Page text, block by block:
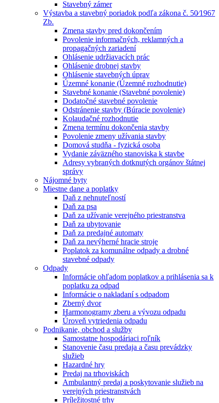
Stavebný zámer
Výstavba a stavebný poriadok podľa zákona č. 50⁄1967
Zb.
Zmena stavby pred dokončením
Povolenie informačných, reklamných a
propagačných zariadení
Ohlásenie udržiavacích prác
Ohlásenie drobnej stavby
Ohlásenie stavebných úprav
Územné konanie (Územné rozhodnutie)
Stavebné konanie (Stavebné povolenie)
Dodatočné stavebné povolenie
Odstránenie stavby (Búracie povolenie)
Kolaudačné rozhodnutie
Zmena termínu dokončenia stavby
Povolenie zmeny užívania stavby
Domová studňa - fyzická osoba
Vydanie záväzného stanoviska k stavbe
Adresy vybraných dotknutých orgánov štátnej
správy
Nájomné byty
Miestne dane a poplatky
Daň z nehnuteľností
Daň za psa
Daň za užívanie verejného priestranstva
Daň za ubytovanie
Daň za predajné automaty
Daň za nevýherné hracie stroje
Poplatok za komunálne odpady a drobné
stavebné odpady
Odpady
Informácie ohľadom poplatkov a prihlásenia sa k
poplatku za odpad
Informácie o nakladaní s odpadom
Zberný dvor
Harmonogramy zberu a vývozu odpadu
Úroveň vytriedenia odpadu
Podnikanie, obchod a služby
Samostatne hospodáriaci roľník
Stanovenie času predaja a času prevádzky
služieb
Hazardné hry
Predaj na trhoviskách
Ambulantný predaj a poskytovanie služieb na
verejných priestranstvách
Príležitostné trhy